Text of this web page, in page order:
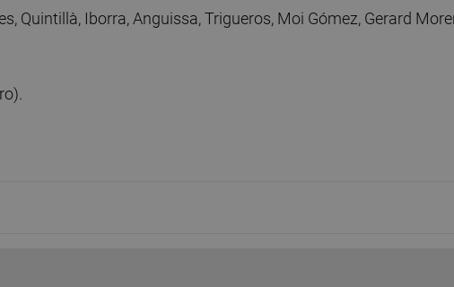
Quintillà, Iborra, Anguissa, Trigueros, Moi Gómez, Gerard